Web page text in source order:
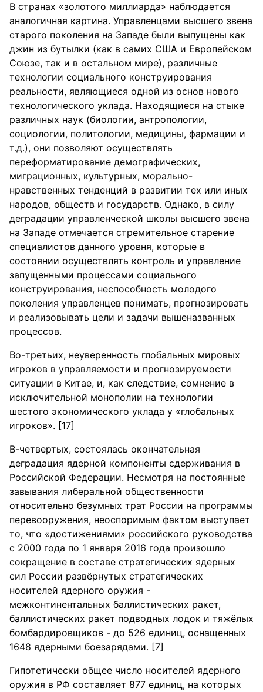
В странах «золотого миллиарда» наблюдается
аналогичная картина. Управленцами высшего звена
старого поколения на Западе были выпущены как
джин из бутылки (как в самих США и Европейском
Союзе, так и в остальном мире), различные
технологии социального конструирования
реальности, являющиеся одной из основ нового
технологического уклада. Находящиеся на стыке
различных наук (биологии, антропологии,
социологии, политологии, медицины, фармации и
т.д.), они позволяют осуществлять
переформатирование демографических,
миграционных, культурных, морально-
нравственных тенденций в развитии тех или иных
народов, обществ и государств. Однако, в силу
деградации управленческой школы высшего звена
на Западе отмечается стремительное старение
специалистов данного уровня, которые в
состоянии осуществлять контроль и управление
запущенными процессами социального
конструирования, неспособность молодого
поколения управленцев понимать, прогнозировать
и реализовывать цели и задачи вышеназванных
процессов.
Во-третьих, неуверенность глобальных мировых
игроков в управляемости и прогнозируемости
ситуации в Китае, и, как следствие, сомнение в
исключительной монополии на технологии
шестого экономического уклада у «глобальных
игроков». [17]
В-четвертых, состоялась окончательная
деградация ядерной компоненты сдерживания в
Российской Федерации. Несмотря на постоянные
завывания либеральной общественности
относительно безумных трат России на программы
перевооружения, неоспоримым фактом выступает
то, что «достижениями» российского руководства
с 2000 года по 1 января 2016 года произошло
сокращение в составе стратегических ядерных
сил России развёрнутых стратегических
носителей ядерного оружия -
межконтинентальных баллистических ракет,
баллистических ракет подводных лодок и тяжёлых
бомбардировщиков - до 526 единиц, оснащенных
1648 ядерными боезарядами. [7]
Гипотетически общее число носителей ядерного
оружия в РФ составляет 877 единиц, на которых